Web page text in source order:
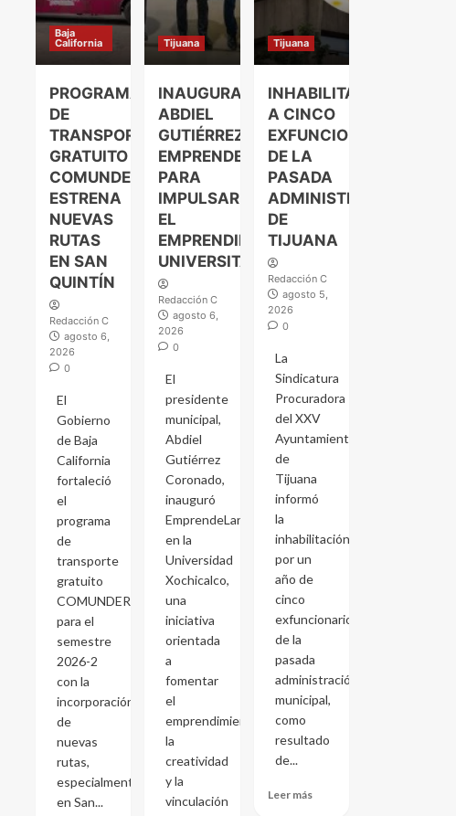
Baja
California
PROGRAMA
DE
TRANSPORTE
GRATUITO
COMUNDER
ESTRENA
NUEVAS
RUTAS
EN SAN
QUINTÍN
Redacción C
agosto 6,
2026
0
El
Gobierno
de Baja
California
fortaleció
el
programa
de
transporte
gratuito
COMUNDER
para el
semestre
2026-2
con la
incorporación
de
nuevas
rutas,
especialmente
en San...
Tijuana
INAUGURA
ABDIEL
GUTIÉRREZ
EMPRENDELAND
PARA
IMPULSAR
EL
EMPRENDIMIENTO
UNIVERSITARIO
Redacción C
agosto 6,
2026
0
El
presidente
municipal,
Abdiel
Gutiérrez
Coronado,
inauguró
EmprendeLand
en la
Universidad
Xochicalco,
una
iniciativa
orientada
a
fomentar
el
emprendimiento,
la
creatividad
y la
vinculación
Tijuana
INHABILITAN
A CINCO
EXFUNCIONARIOS
DE LA
PASADA
ADMINISTRACIÓN
DE
TIJUANA
Redacción C
agosto 5,
2026
0
La
Sindicatura
Procuradora
del XXV
Ayuntamiento
de
Tijuana
informó
la
inhabilitación
por un
año de
cinco
exfuncionarios
de la
pasada
administración
municipal,
como
resultado
de...
Leer más